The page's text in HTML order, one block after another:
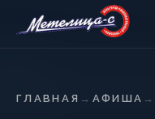
ГЛАВНАЯ → АФИША →